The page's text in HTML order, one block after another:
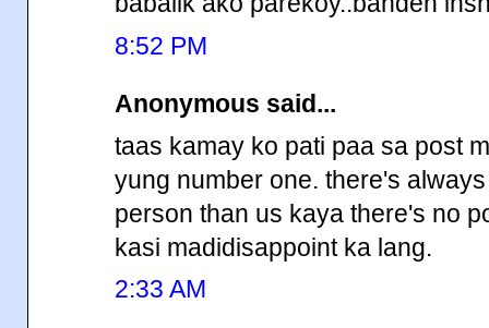
8:52 PM
Anonymous said...
taas kamay ko pati paa sa post
yung number one. there's
person than us kaya there's no
kasi madidisappoint ka lang.
2:33 AM